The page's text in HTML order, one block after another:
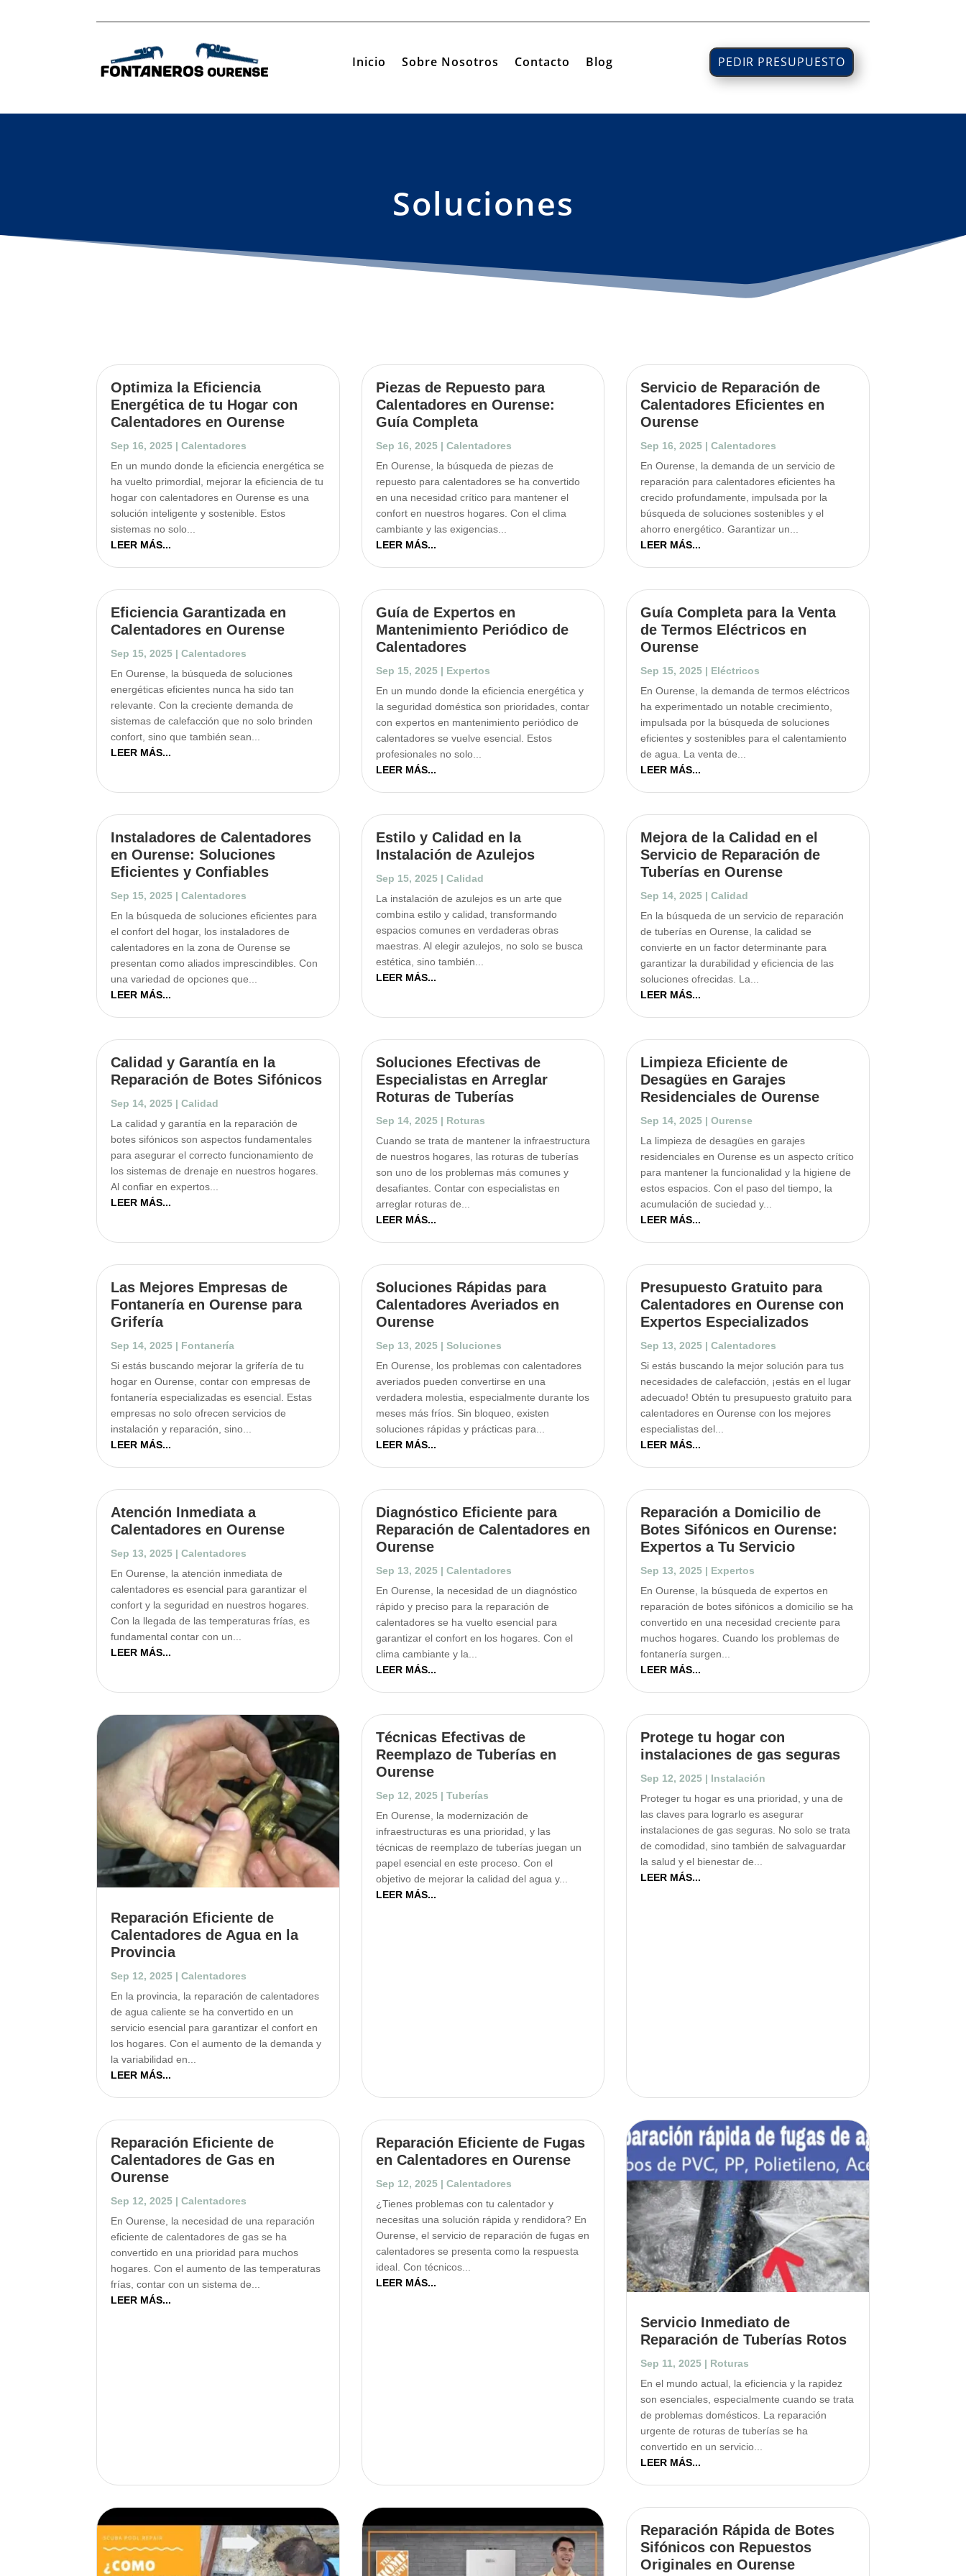
Inicio Sobre Nosotros Contacto Blog PEDIR PRESUPUESTO
Soluciones
Optimiza la Eficiencia
Energética de tu Hogar con
Calentadores en Ourense
Sep 16, 2025 |Calentadores
En un mundo donde la eficiencia energética se
ha vuelto primordial, mejorar la eficiencia de tu
hogar con calentadores en Ourense es una
solución inteligente y sostenible. Estos
sistemas no solo...
LEER MÁS...
Piezas de Repuesto para
Calentadores en Ourense:
Guía Completa
Sep 16, 2025| Calentadores
En Ourense, la búsqueda de piezas de
repuesto para calentadores se ha convertido
en una necesidad crítico para mantener el
confort en nuestros hogares. Con el clima
cambiante y las exigencias...
LEER MÁS...
Servicio de Reparación de
Calentadores Eficientes en
Ourense
Sep 16, 2025 |Calentadores
En Ourense, la demanda de un servicio de
reparación para calentadores eficientes ha
crecido profundamente, impulsada por la
búsqueda de soluciones sostenibles y el
ahorro energético. Garantizar un...
LEER MÁS...
Eficiencia Garantizada en
Calentadores en Ourense
Sep 15, 2025 |Calentadores
En Ourense, la búsqueda de soluciones
energéticas eficientes nunca ha sido tan
relevante. Con la creciente demanda de
sistemas de calefacción que no solo brinden
confort, sino que también sean...
LEER MÁS...
Guía de Expertos en
Mantenimiento Periódico de
Calentadores
Sep 15, 2025| Expertos
En un mundo donde la eficiencia energética y
la seguridad doméstica son prioridades, contar
con expertos en mantenimiento periódico de
calentadores se vuelve esencial. Estos
profesionales no solo...
LEER MÁS...
Guía Completa para la Venta
de Termos Eléctricos en
Ourense
Sep 15, 2025 | Eléctricos
En Ourense, la demanda de termos eléctricos
ha experimentado un notable crecimiento,
impulsada por la búsqueda de soluciones
eficientes y sostenibles para el calentamiento
de agua. La venta de...
LEER MÁS...
Instaladores de Calentadores
en Ourense: Soluciones
Eficientes y Confiables
Sep 15, 2025 |Calentadores
En la búsqueda de soluciones eficientes para
el confort del hogar, los instaladores de
calentadores en la zona de Ourense se
presentan como aliados imprescindibles. Con
una variedad de opciones que...
LEER MÁS...
Estilo y Calidad en la
Instalación de Azulejos
Sep 15, 2025| Calidad
La instalación de azulejos es un arte que
combina estilo y calidad, transformando
espacios comunes en verdaderas obras
maestras. Al elegir azulejos, no solo se busca
estética, sino también...
LEER MÁS...
Mejora de la Calidad en el
Servicio de Reparación de
Tuberías en Ourense
Sep 14, 2025 |Calidad
En la búsqueda de un servicio de reparación
de tuberías en Ourense, la calidad se
convierte en un factor determinante para
garantizar la durabilidad y eficiencia de las
soluciones ofrecidas. La...
LEER MÁS...
Calidad y Garantía en la
Reparación de Botes Sifónicos
Sep 14, 2025 |Calidad
La calidad y garantía en la reparación de
botes sifónicos son aspectos fundamentales
para asegurar el correcto funcionamiento de
los sistemas de drenaje en nuestros hogares.
Al confiar en expertos...
LEER MÁS...
Soluciones Efectivas de
Especialistas en Arreglar
Roturas de Tuberías
Sep 14, 2025| Roturas
Cuando se trata de mantener la infraestructura
de nuestros hogares, las roturas de tuberías
son uno de los problemas más comunes y
desafiantes. Contar con especialistas en
arreglar roturas de...
LEER MÁS...
Limpieza Eficiente de
Desagües en Garajes
Residenciales de Ourense
Sep 14, 2025 |Ourense
La limpieza de desagües en garajes
residenciales en Ourense es un aspecto crítico
para mantener la funcionalidad y la higiene de
estos espacios. Con el paso del tiempo, la
acumulación de suciedad y...
LEER MÁS...
Las Mejores Empresas de
Fontanería en Ourense para
Grifería
Sep 14, 2025 | Fontanería
Si estás buscando mejorar la grifería de tu
hogar en Ourense, contar con empresas de
fontanería especializadas es esencial. Estas
empresas no solo ofrecen servicios de
instalación y reparación, sino...
LEER MÁS...
Soluciones Rápidas para
Calentadores Averiados en
Ourense
Sep 13, 2025| Soluciones
En Ourense, los problemas con calentadores
averiados pueden convertirse en una
verdadera molestia, especialmente durante los
meses más fríos. Sin bloqueo, existen
soluciones rápidas y prácticas para...
LEER MÁS...
Presupuesto Gratuito para
Calentadores en Ourense con
Expertos Especializados
Sep 13, 2025 |Calentadores
Si estás buscando la mejor solución para tus
necesidades de calefacción, ¡estás en el lugar
adecuado! Obtén tu presupuesto gratuito para
calentadores en Ourense con los mejores
especialistas del...
LEER MÁS...
Atención Inmediata a
Calentadores en Ourense
Sep 13, 2025 |Calentadores
En Ourense, la atención inmediata de
calentadores es esencial para garantizar el
confort y la seguridad en nuestros hogares.
Con la llegada de las temperaturas frías, es
fundamental contar con un...
LEER MÁS...
Diagnóstico Eficiente para
Reparación de Calentadores en
Ourense
Sep 13, 2025| Calentadores
En Ourense, la necesidad de un diagnóstico
rápido y preciso para la reparación de
calentadores se ha vuelto esencial para
garantizar el confort en los hogares. Con el
clima cambiante y la...
LEER MÁS...
Reparación a Domicilio de
Botes Sifónicos en Ourense:
Expertos a Tu Servicio
Sep 13, 2025 | Expertos
En Ourense, la búsqueda de expertos en
reparación de botes sifónicos a domicilio se ha
convertido en una necesidad creciente para
muchos hogares. Cuando los problemas de
fontanería surgen...
LEER MÁS...
Reparación Eficiente de
Calentadores de Agua en la
Provincia
Sep 12, 2025 |Calentadores
En la provincia, la reparación de calentadores
de agua caliente se ha convertido en un
servicio esencial para garantizar el confort en
los hogares. Con el aumento de la demanda y
la variabilidad en...
LEER MÁS...
Técnicas Efectivas de
Reemplazo de Tuberías en
Ourense
Sep 12, 2025| Tuberías
En Ourense, la modernización de
infraestructuras es una prioridad, y las
técnicas de reemplazo de tuberías juegan un
papel esencial en este proceso. Con el
objetivo de mejorar la calidad del agua y...
LEER MÁS...
Protege tu hogar con
instalaciones de gas seguras
Sep 12, 2025 | Instalación
Proteger tu hogar es una prioridad, y una de
las claves para lograrlo es asegurar
instalaciones de gas seguras. No solo se trata
de comodidad, sino también de salvaguardar
la salud y el bienestar de...
LEER MÁS...
Reparación Eficiente de
Calentadores de Gas en
Ourense
Sep 12, 2025 |Calentadores
En Ourense, la necesidad de una reparación
eficiente de calentadores de gas se ha
convertido en una prioridad para muchos
hogares. Con el aumento de las temperaturas
frías, contar con un sistema de...
LEER MÁS...
Reparación Eficiente de Fugas
en Calentadores en Ourense
Sep 12, 2025| Calentadores
¿Tienes problemas con tu calentador y
necesitas una solución rápida y rendidora? En
Ourense, el servicio de reparación de fugas en
calentadores se presenta como la respuesta
ideal. Con técnicos...
LEER MÁS...
Servicio Inmediato de
Reparación de Tuberías Rotos
Sep 11, 2025 | Roturas
En el mundo actual, la eficiencia y la rapidez
son esenciales, especialmente cuando se trata
de problemas domésticos. La reparación
urgente de roturas de tuberías se ha
convertido en un servicio...
LEER MÁS...
Reparación Rápida de Botes
Sifónicos con Repuestos
Originales en Ourense